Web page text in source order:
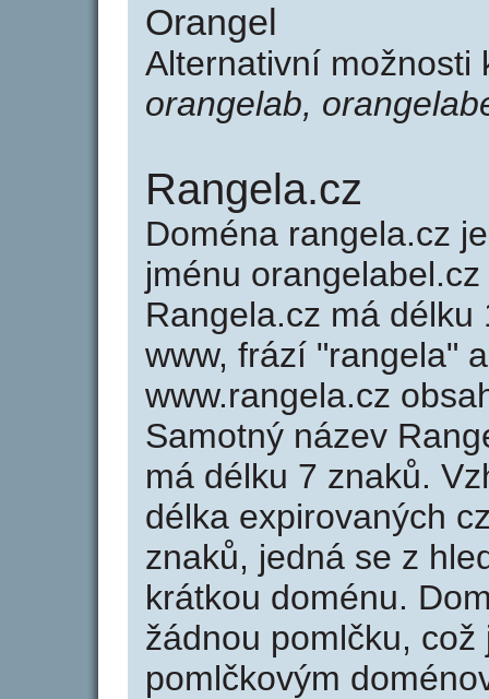
Orangel
Alternativní
orangelab,
Rangela.cz
Doména rangela.cz
jménu
Rangela.cz má
www, frází "rangela"
www.rangela.cz
Samotný název
má délku 7 znaků.
délka expirovaných
znaků, jedná se z
krátkou doménu.
žádnou pomlčku,
pomlčkovým